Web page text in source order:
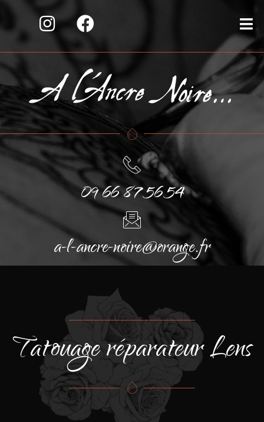
09 66 87 56 54
a-l-ancre-noire@orange.fr
Tatouage réparateur Lens